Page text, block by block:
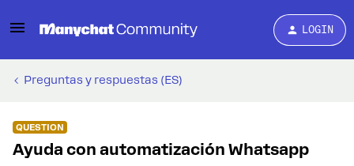
LOGIN
Preguntas y respuestas (ES)
QUESTION
Ayuda con automatización Whatsapp